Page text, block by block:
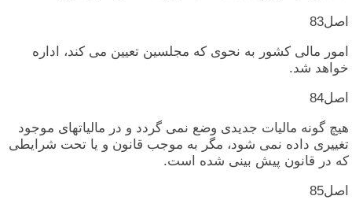
اصل‏83
امور مالی‏ کشور به‏ نحوی‏ که‏ مجلسین‏ تعیین‏ می‏ کند، اداره‏
خواهد شد.
اصل‏84
هیچ‏ گونه‏ مالیات‏ جدیدی‏ وضع نمی‏ گردد و در مالیاتهای‏ موجود
تغییری‏ داده‏ نمی‏ شود، مگر به‏ موجب‏ قانون‏ و یا تحت‏ شرایطی‏
که‏ در قانون‏ پیش‏ بینی‏ شده‏ است‏.
اصل‏85